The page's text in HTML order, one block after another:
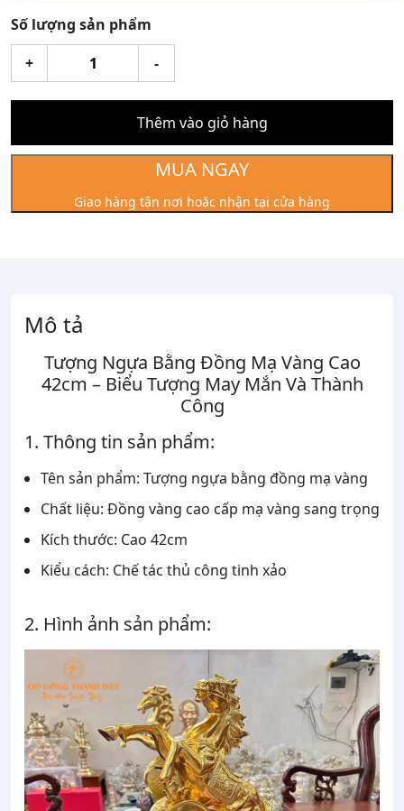
Số lượng sản phẩm
-
Tượng
Ngựa
Bằng
Mạ
42cm
+
Thêm vào giỏ hàng
MUA NGAY
Giao hàng tận nơi hoặc nhận tại cửa hàng
Mô tả
Tượng Ngựa Bằng Đồng Mạ Vàng Cao
42cm – Biểu Tượng May Mắn Và Thành
Công
1. Thông tin sản phẩm:
Tên sản phẩm: Tượng ngựa bằng đồng mạ vàng
Chất liệu: Đồng vàng cao cấp mạ vàng sang trọng
Kích thước: Cao 42cm
Kiểu cách: Chế tác thủ công tinh xảo
2. Hình ảnh sản phẩm: